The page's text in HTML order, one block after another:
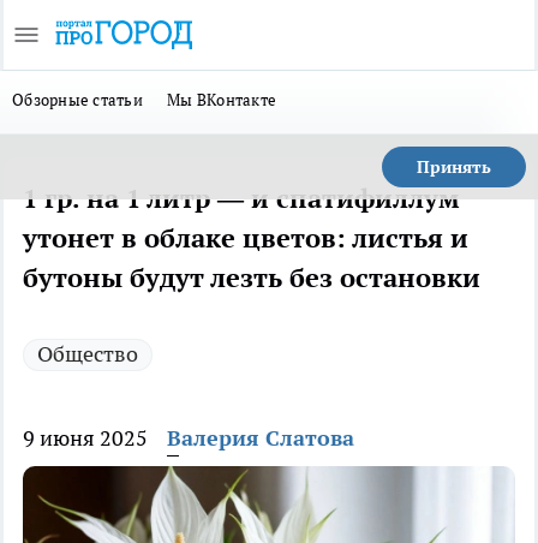
Обзорные статьи Мы ВКонтакте
Принять
1 гр. на 1 литр — и спатифиллум
утонет в облаке цветов: листья и
бутоны будут лезть без остановки
Общество
9 июня 2025 Валерия Слатова